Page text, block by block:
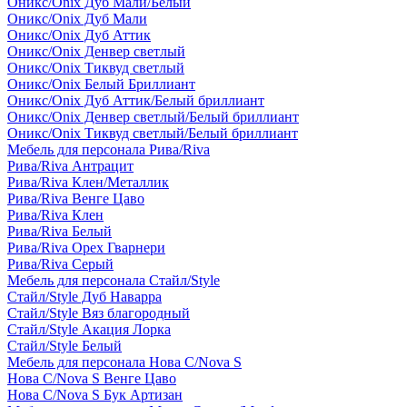
Оникс/Onix Дуб Мали
Оникс/Onix Дуб Аттик
Оникс/Onix Денвер светлый
Оникс/Onix Тиквуд светлый
Оникс/Onix Белый Бриллиант
Оникс/Onix Дуб Аттик/Белый бриллиант
Оникс/Onix Денвер светлый/Белый бриллиант
Оникс/Onix Тиквуд светлый/Белый бриллиант
Мебель для персонала Рива/Riva
Рива/Riva Антрацит
Рива/Riva Клен/Металлик
Рива/Riva Венге Цаво
Рива/Riva Клен
Рива/Riva Белый
Рива/Riva Орех Гварнери
Рива/Riva Серый
Мебель для персонала Стайл/Style
Стайл/Style Дуб Наварра
Стайл/Style Вяз благородный
Стайл/Style Акация Лорка
Стайл/Style Белый
Мебель для персонала Нова С/Nova S
Нова С/Nova S Венге Цаво
Нова С/Nova S Бук Артизан